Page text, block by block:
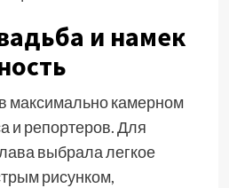
и намек
максимально камерном
и репортеров. Для
выбрала легкое
рисунком,